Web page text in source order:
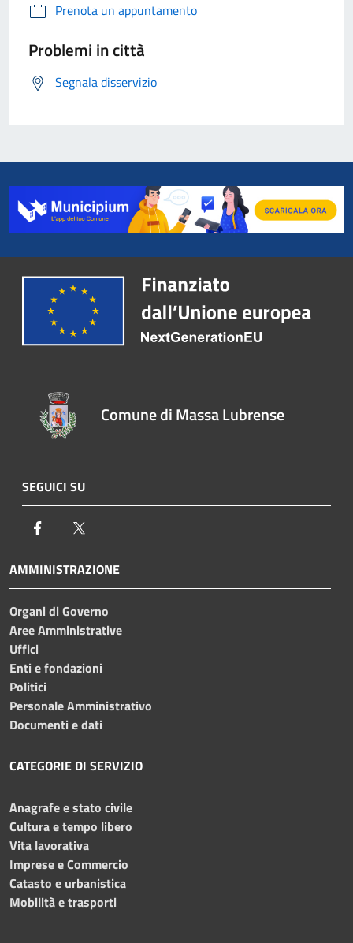
Prenota un appuntamento
Problemi in città
Segnala disservizio
Comune di Massa Lubrense
SEGUICI SU
Facebook
AMMINISTRAZIONE
Organi di Governo
Aree Amministrative
Uffici
Enti e fondazioni
Politici
Personale Amministrativo
Documenti e dati
CATEGORIE DI SERVIZIO
Anagrafe e stato civile
Cultura e tempo libero
Vita lavorativa
Imprese e Commercio
Catasto e urbanistica
Mobilità e trasporti